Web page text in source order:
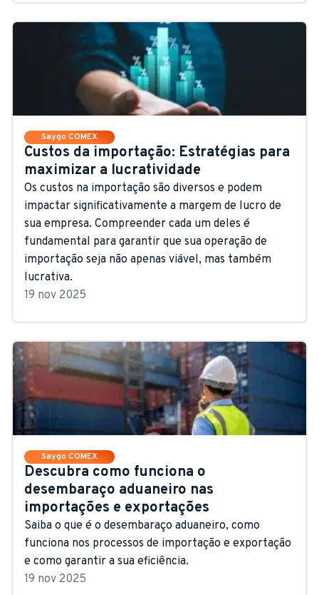
Saygo COMEX
Custos da importação: Estratégias para
maximizar a lucratividade
Os custos na importação são diversos e podem
impactar significativamente a margem de lucro de
sua empresa. Compreender cada um deles é
fundamental para garantir que sua operação de
importação seja não apenas viável, mas também
lucrativa.
19 nov 2025
Saygo COMEX
Descubra como funciona o
desembaraço aduaneiro nas
importações e exportações
Saiba o que é o desembaraço aduaneiro, como
funciona nos processos de importação e exportação
e como garantir a sua eficiência.
19 nov 2025